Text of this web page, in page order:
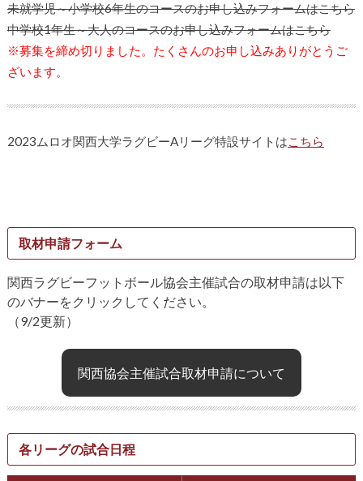
未就学児～小学校6年生のコースのお申し込みフォームはこちら
中学校1年生～大人のコースのお申し込みフォームはこちら
※募集を締め切りました。たくさんのお申し込みありがとうご
ざいます。
2023ムロオ関西大学ラグビーAリーグ特設サイトはこちら
取材申請フォーム
関西ラグビーフットボール協会主催試合の取材申請は以下
のバナーをクリックしてください。
（9/2更新）
関西協会主催試合取材申請について
各リーグの試合日程